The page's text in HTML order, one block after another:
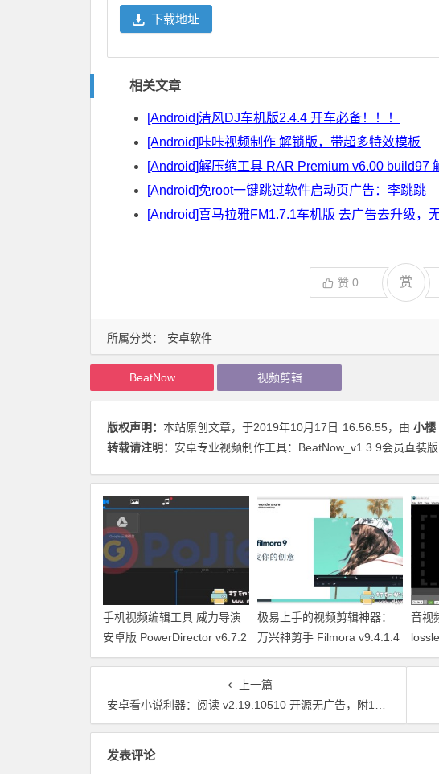
所属分类： 安卓软件
下载地址
相关文章
[Android]清风DJ车机版2.4.4 开车必备！！！
[Android]咔咔视频制作 解锁版，带超多特效模板
[Android]解压缩工具 RAR Premium v6.00 build97
[Android]免root一键跳过软件启动页广告：李跳跳
[Android]喜马拉雅FM1.7.1车机版 去广告去升级，
赞 0 赏
BeatNow 视频剪辑
版权声明： 本站原创文章，于2019年10月17日 16:56:55，由 小樱
转载请注明： 安卓专业视频制作工具：BeatNow_v1.3.9会员直装
手机视频编辑工具 威力导演
安卓版 PowerDirector v6.7.2
付费版
极易上手的视频剪辑神器：
万兴神剪手 Filmora v9.4.1.4
中文绿色特别版
音视
上一篇
安卓看小说利器：阅读 v2.19.10510 开源无广告，附120个小说站书源
发表评论